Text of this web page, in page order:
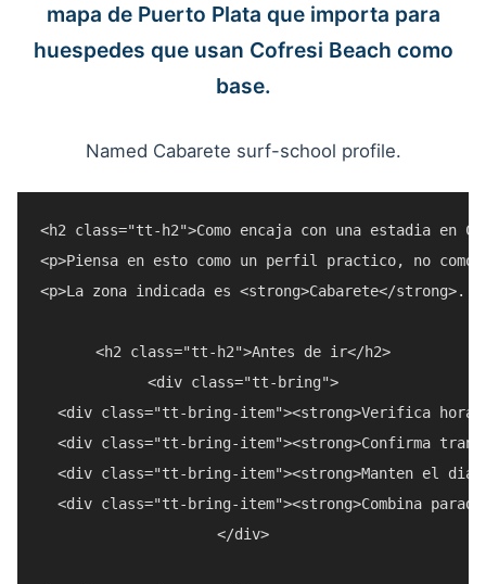
mapa de Puerto Plata que importa para
huespedes que usan Cofresi Beach como
base.
Named Cabarete surf-school profile.
<h2 class="tt-h2">Como encaja con una estadia en
<p>Piensa en esto como un perfil practico, no
<p>La zona indicada es <strong>Cabarete</
<h2 class="tt-h2">Antes de ir</h2>
<div class="tt-bring">
<div class="tt-bring-item"><strong>Verifica
<div class="tt-bring-item"><strong>Confirma
<div class="tt-bring-item"><strong>Manten el
<div class="tt-bring-item"><strong>Combina
</div>